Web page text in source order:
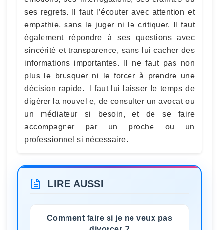
ses regrets. Il faut l’écouter avec attention et
empathie, sans le juger ni le critiquer. Il faut
également répondre à ses questions avec
sincérité et transparence, sans lui cacher des
informations importantes. Il ne faut pas non
plus le brusquer ni le forcer à prendre une
décision rapide. Il faut lui laisser le temps de
digérer la nouvelle, de consulter un avocat ou
un médiateur si besoin, et de se faire
accompagner par un proche ou un
professionnel si nécessaire.
LIRE AUSSI
Comment faire si je ne veux pas